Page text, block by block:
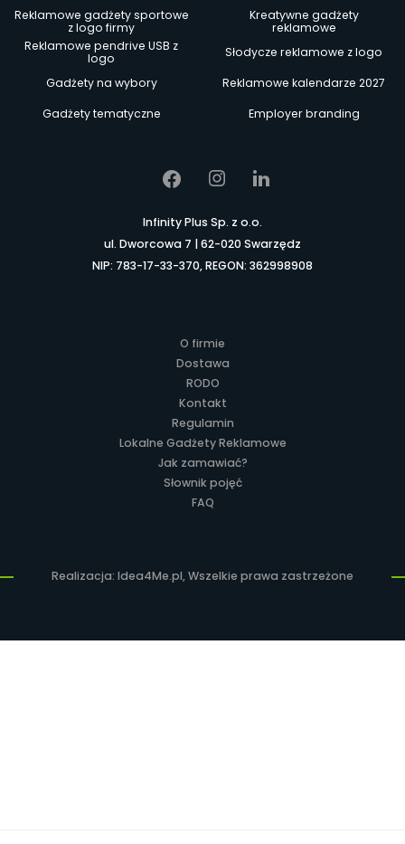
Reklamowe gadżety sportowe
z logo firmy
Kreatywne gadżety
reklamowe
Reklamowe pendrive USB z
logo
Słodycze reklamowe z logo
Gadżety na wybory
Reklamowe kalendarze 2027
Gadżety tematyczne
Employer branding
Infinity Plus Sp. z o.o.
ul. Dworcowa 7 | 62-020 Swarzędz
NIP: 783-17-33-370, REGON: 362998908
O firmie
Dostawa
RODO
Kontakt
Regulamin
Lokalne Gadżety Reklamowe
Jak zamawiać?
Słownik pojęć
FAQ
Realizacja: Idea4Me.pl, Wszelkie prawa zastrzeżone